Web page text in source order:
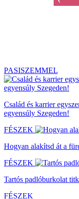
PASISZEMMEL
Család és karrier
egyensúly Szegeden!
FÉSZEK
Hogyan alakítsd át a
FÉSZEK
Tartós padlóburkolat
FÉSZEK